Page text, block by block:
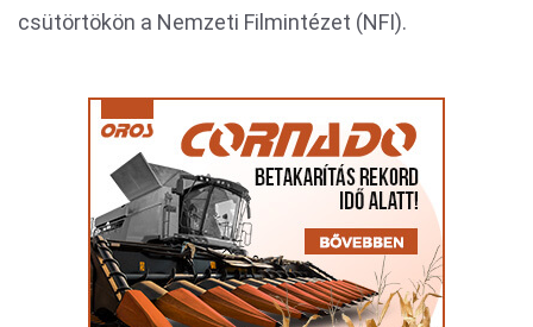
csütörtökön a Nemzeti Filmintézet (NFI).